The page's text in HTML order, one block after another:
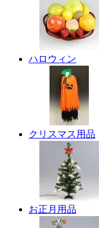
ハロウィン
クリスマス用品
お正月用品